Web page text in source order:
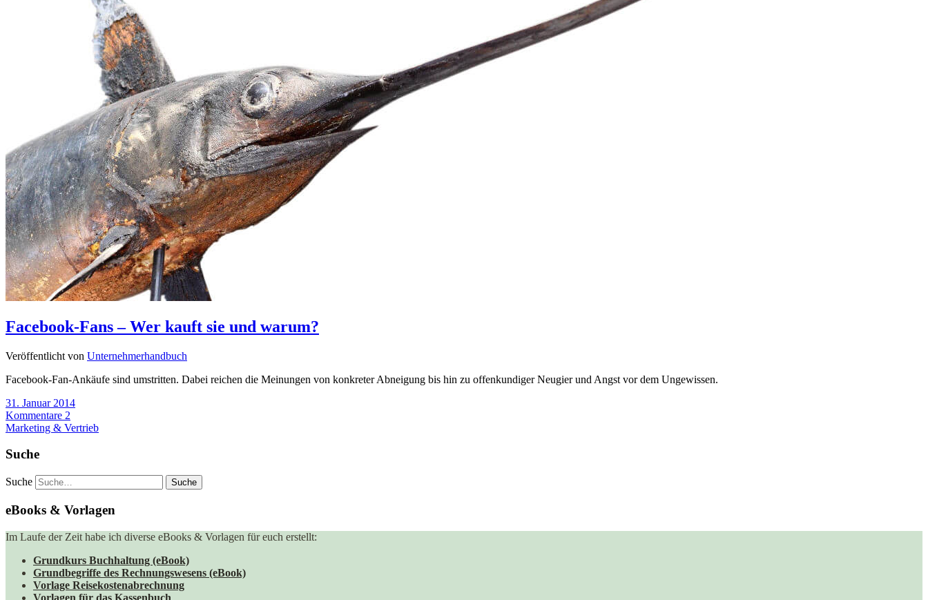
Facebook-Fans – Wer kauft sie und warum?
Veröffentlicht von Unternehmerhandbuch
Facebook-Fan-Ankäufe sind umstritten. Dabei reichen die Meinungen von konkreter Abneigung bis hin zu offenkundiger Neugier und Angst vor dem Ungewissen.
31. Januar 2014
Kommentare 2
Marketing & Vertrieb
Suche
Suche
eBooks & Vorlagen
Im Laufe der Zeit habe ich diverse eBooks & Vorlagen für euch erstellt:
Grundkurs Buchhaltung (eBook)
Grundbegriffe des Rechnungswesens (eBook)
Vorlage Reisekostenabrechnung
Vorlagen für das Kassenbuch